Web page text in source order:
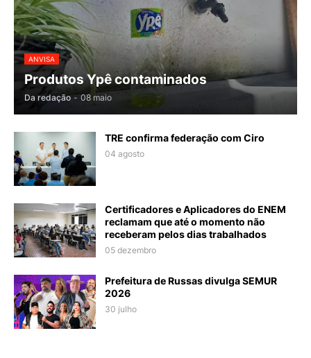
ANVISA
Produtos Ypê contaminados
Da redação - 08 maio
TRE confirma federação com Ciro
04 agosto
Certificadores e Aplicadores do ENEM
reclamam que até o momento não
receberam pelos dias trabalhados
05 dezembro
Prefeitura de Russas divulga SEMUR
2026
30 julho